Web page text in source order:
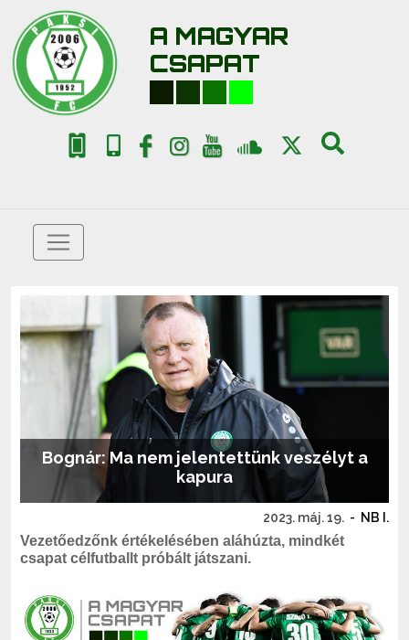
A MAGYAR
CSAPAT
Bognár: Ma nem jelentettünk veszélyt a
kapura
2023. máj. 19. - NB I.
Vezetőedzőnk értékelésében aláhúzta, mindkét
csapat célfutballt próbált játszani.